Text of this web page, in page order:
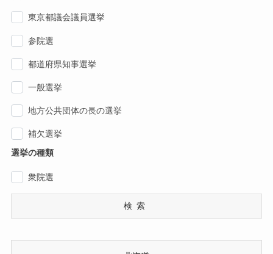
東京都議会議員選挙
参院選
都道府県知事選挙
一般選挙
地方公共団体の長の選挙
補欠選挙
選挙の種類
衆院選
検索